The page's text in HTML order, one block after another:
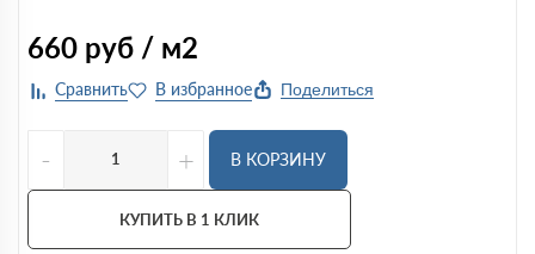
660 руб / м2
Поделиться
- + В КОРЗИНУ
КУПИТЬ В 1 КЛИК